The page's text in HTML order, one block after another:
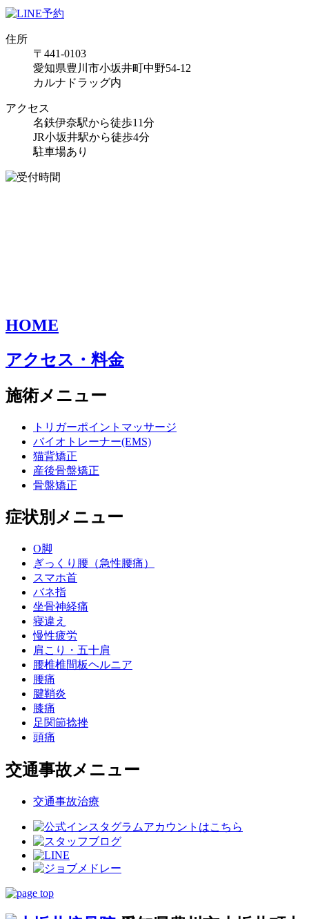
住所
〒441-0103
愛知県豊川市小坂井町中野54-12
カルナドラッグ内
アクセス
名鉄伊奈駅から徒歩11分
JR小坂井駅から徒歩4分
駐車場あり
HOME
アクセス・料金
施術メニュー
トリガーポイントマッサージ
バイオトレーナー(EMS)
猫背矯正
産後骨盤矯正
骨盤矯正
症状別メニュー
O脚
ぎっくり腰（急性腰痛）
スマホ首
バネ指
坐骨神経痛
寝違え
慢性疲労
肩こり・五十肩
腰椎椎間板ヘルニア
腰痛
腱鞘炎
膝痛
足関節捻挫
頭痛
交通事故メニュー
交通事故治療